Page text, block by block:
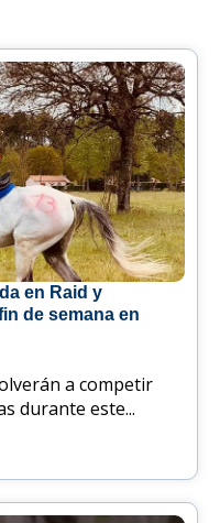
en Raid y
de semana en
a competir
durante este...